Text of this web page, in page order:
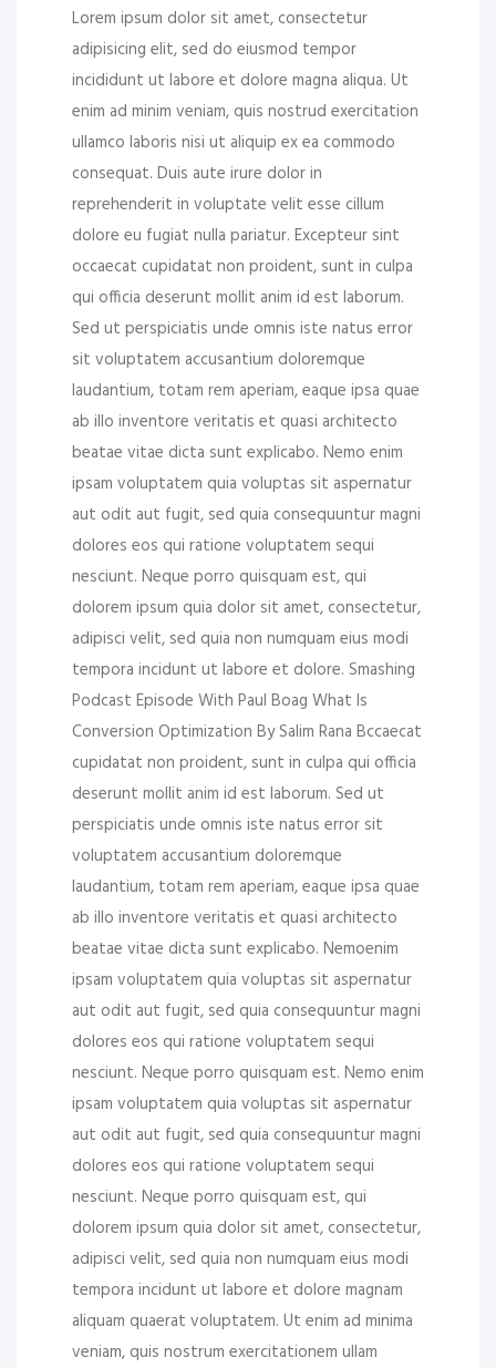
Lorem ipsum dolor sit amet, consectetur
adipisicing elit, sed do eiusmod tempor
incididunt ut labore et dolore magna aliqua. Ut
enim ad minim veniam, quis nostrud exercitation
ullamco laboris nisi ut aliquip ex ea commodo
consequat. Duis aute irure dolor in
reprehenderit in voluptate velit esse cillum
dolore eu fugiat nulla pariatur. Excepteur sint
occaecat cupidatat non proident, sunt in culpa
qui officia deserunt mollit anim id est laborum.
Sed ut perspiciatis unde omnis iste natus error
sit voluptatem accusantium doloremque
laudantium, totam rem aperiam, eaque ipsa quae
ab illo inventore veritatis et quasi architecto
beatae vitae dicta sunt explicabo. Nemo enim
ipsam voluptatem quia voluptas sit aspernatur
aut odit aut fugit, sed quia consequuntur magni
dolores eos qui ratione voluptatem sequi
nesciunt. Neque porro quisquam est, qui
dolorem ipsum quia dolor sit amet, consectetur,
adipisci velit, sed quia non numquam eius modi
tempora incidunt ut labore et dolore. Smashing
Podcast Episode With Paul Boag What Is
Conversion Optimization By Salim Rana Bccaecat
cupidatat non proident, sunt in culpa qui officia
deserunt mollit anim id est laborum. Sed ut
perspiciatis unde omnis iste natus error sit
voluptatem accusantium doloremque
laudantium, totam rem aperiam, eaque ipsa quae
ab illo inventore veritatis et quasi architecto
beatae vitae dicta sunt explicabo. Nemoenim
ipsam voluptatem quia voluptas sit aspernatur
aut odit aut fugit, sed quia consequuntur magni
dolores eos qui ratione voluptatem sequi
nesciunt. Neque porro quisquam est. Nemo enim
ipsam voluptatem quia voluptas sit aspernatur
aut odit aut fugit, sed quia consequuntur magni
dolores eos qui ratione voluptatem sequi
nesciunt. Neque porro quisquam est, qui
dolorem ipsum quia dolor sit amet, consectetur,
adipisci velit, sed quia non numquam eius modi
tempora incidunt ut labore et dolore magnam
aliquam quaerat voluptatem. Ut enim ad minima
veniam, quis nostrum exercitationem ullam